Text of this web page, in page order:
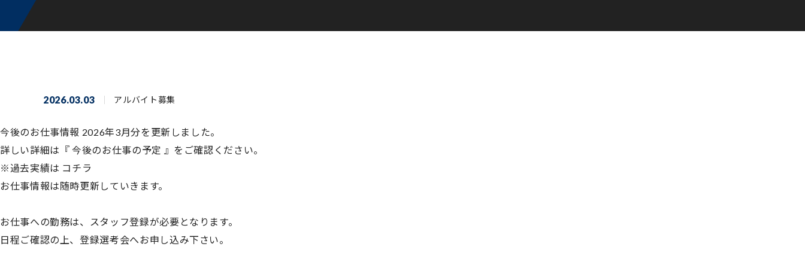
2026.03.03 アルバイト募集
今後のお仕事情報 2026年3月分を更新しました。
詳しい詳細は『今後のお仕事の予定 』をご確認ください。
※過去実績は コチラ
お仕事情報は随時更新していきます。
お仕事への勤務は、スタッフ登録が必要となります。
日程ご確認の上、登録選考会へお申し込み下さい。